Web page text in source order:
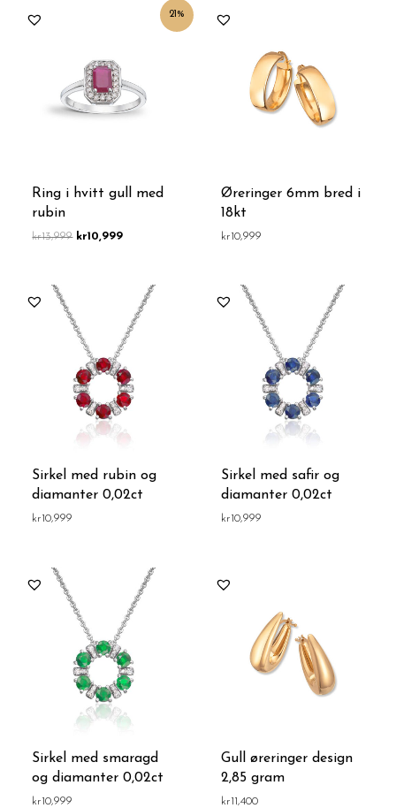
21%
Ring i hvitt gull med
rubin
kr13,999 kr10,999
Nåværende
Øreringer 6mm bred i
18kt
kr10,999
Sirkel med rubin og
diamanter 0,02ct
kr10,999
Sirkel med safir og
diamanter 0,02ct
kr10,999
Sirkel med smaragd
og diamanter 0,02ct
kr10,999
Gull øreringer design
2,85 gram
kr11,400